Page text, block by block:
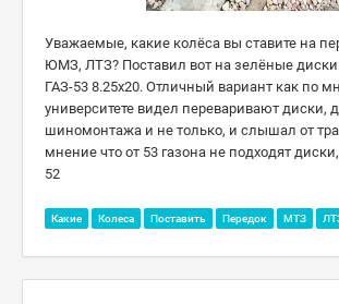
Уважаемые, какие колёса вы ставите на
ЮМЗ, ЛТЗ? Поставил вот на зелёные диски
ГАЗ-53 8.25х20. Отличный вариант как по
университете видел переваривают диски,
шиномонтажа и не только, и слышал от
мнение что от 53 газона не подходят диски,
52
Какие Колеса Поставить Передок МТЗ